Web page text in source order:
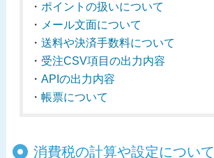
・ ポイントの扱いについて
・ メール文面について
・ 送料や決済手数料について
・ 受注CSV項目の出力内容
・ APIの出力内容
・ 帳票について
消費税の計算や設定について